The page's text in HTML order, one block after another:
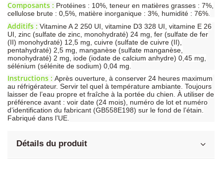
Composants : Protéines : 10%, teneur en matières grasses : 7%,
cellulose brute : 0,5%, matière inorganique : 3%, humidité : 76%.
Additifs : Vitamine A 2 250 UI, vitamine D3 328 UI, vitamine E 26
UI, zinc (sulfate de zinc, monohydraté) 24 mg, fer (sulfate de fer
(II) monohydraté) 12,5 mg, cuivre (sulfate de cuivre (II),
pentahydraté) 2,5 mg, manganèse (sulfate manganèse,
monohydraté) 2 mg, iode (iodate de calcium anhydre) 0,45 mg,
sélénium (sélénite de sodium) 0,04 mg.
Instructions : Après ouverture, à conserver 24 heures maximum
au réfrigérateur. Servir tel quel à température ambiante. Toujours
laisser de l’eau propre et fraîche à la portée du chien. À utiliser de
préférence avant : voir date (24 mois), numéro de lot et numéro
d’identification du fabricant (GB558E198) sur le fond de l’étain.
Fabriqué dans l’UE.
Détails du produit